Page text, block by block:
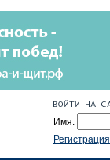
Имя:
Регистрация